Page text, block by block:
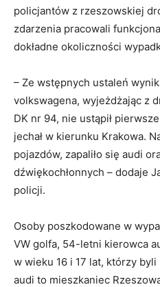
policjantów z rzeszowskiej
zdarzenia pracowali
dokładne okoliczności
– Ze wstępnych ustaleń
volkswagena, wyjeżdżając z
DK nr 94, nie ustąpił
jechał w kierunku Krakowa.
pojazdów, zapaliło się audi
dźwiękochłonnych – dodaje
policji.
Osoby poszkodowane w
VW golfa, 54-letni kierowca
w wieku 16 i 17 lat, którzy
audi to mieszkaniec